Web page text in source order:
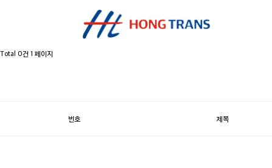
Total 0건 1 페이지
번호 제목